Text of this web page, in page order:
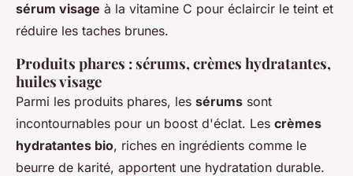
sérum visage à la vitamine C pour éclaircir le teint et
réduire les taches brunes.
Produits phares : sérums, crèmes hydratantes,
huiles visage
Parmi les produits phares, les sérums sont
incontournables pour un boost d'éclat. Les crèmes
hydratantes bio, riches en ingrédients comme le
beurre de karité, apportent une hydratation durable.